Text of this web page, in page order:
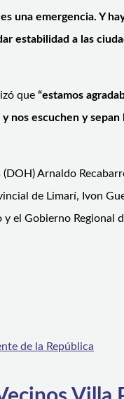
una emergencia. Y
estabilidad a las
que “estamos
escuchen y
Arnaldo
de Limarí, Ivon
y el Gobierno Regional